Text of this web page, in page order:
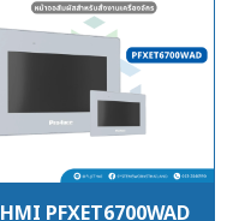
HMI PFXET6700WAD